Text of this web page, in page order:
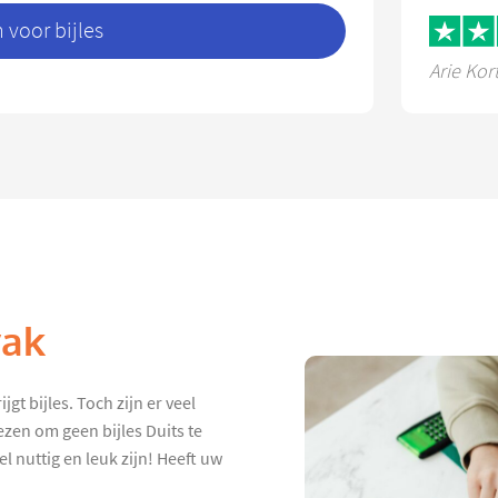
voor bijles
Arie
bijles. Toch zijn er veel
om geen bijles Duits te
nuttig en leuk zijn! Heeft uw